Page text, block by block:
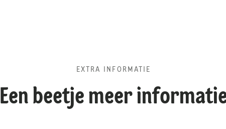
EXTRA INFORMATIE
Een beetje meer